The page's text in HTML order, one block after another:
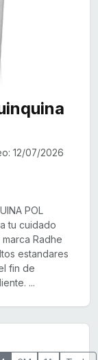
12/07/2026
POL
tu cuidado
Radhe
estandares
fin de
...